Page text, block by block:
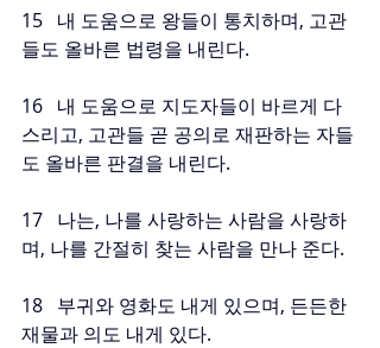
15   내 도움으로 왕들이 통치하며, 고관
들도 올바른 법령을 내린다.
16   내 도움으로 지도자들이 바르게 다
스리고, 고관들 곧 공의로 재판하는 자들
도 올바른 판결을 내린다.
17   나는, 나를 사랑하는 사람을 사랑하
며, 나를 간절히 찾는 사람을 만나 준다.
18   부귀와 영화도 내게 있으며, 든든한
재물과 의도 내게 있다.